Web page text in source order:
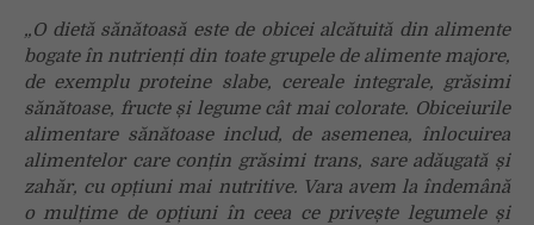
„O dietă sănătoasă este de obicei alcătuită din alimente
bogate în nutrienți din toate grupele de alimente majore,
de exemplu proteine ​​slabe, cereale integrale, grăsimi
sănătoase, fructe și legume cât mai colorate. Obiceiurile
alimentare sănătoase includ, de asemenea, înlocuirea
alimentelor care conțin grăsimi trans, sare adăugată și
zahăr, cu opțiuni mai nutritive. Vara avem la îndemână
o mulțime de opțiuni în ceea ce privește legumele și